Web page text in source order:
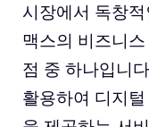
시장에서 독창
맥스의 비즈니
점 중 하나입니
활용하여 디지